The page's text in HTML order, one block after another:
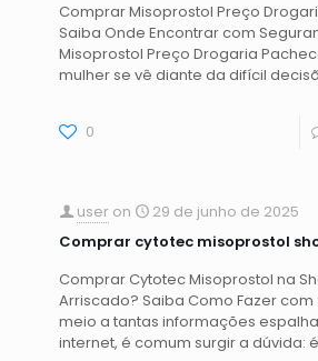
Comprar Misoprostol Preço
Saiba Onde Encontrar com
Misoprostol Preço Drogaria
mulher se vê diante da difícil
0
user on
29 de junho de 2025
Comprar cytotec misoprostol
Comprar Cytotec Misoprostol na
Arriscado? Saiba Como Fazer com
meio a tantas informações
internet, é comum surgir a dúvida: é